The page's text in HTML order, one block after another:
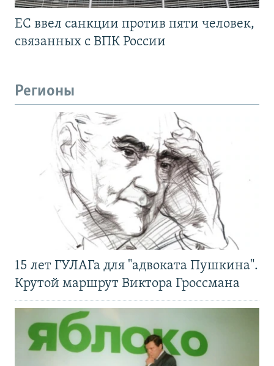
ЕС ввел санкции против пяти человек,
связанных с ВПК России
Регионы
15 лет ГУЛАГа для "адвоката Пушкина".
Крутой маршрут Виктора Гроссмана